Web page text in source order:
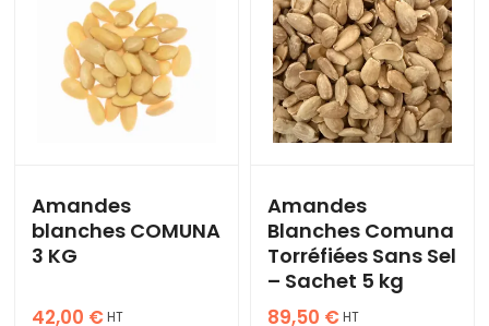
Amandes
blanches COMUNA
3 KG
42,00 €HT
Amandes
Blanches Comuna
Torréfiées Sans Sel
– Sachet 5 kg
89,50 €HT